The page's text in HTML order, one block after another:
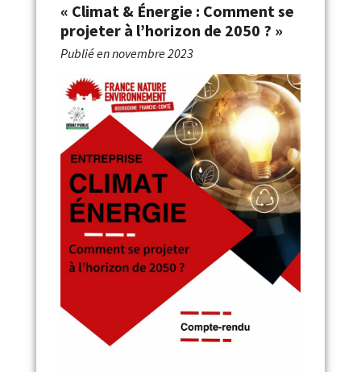
« Climat & Énergie : Comment se
projeter à l’horizon de 2050 ? »
Publié ennovembre 2023